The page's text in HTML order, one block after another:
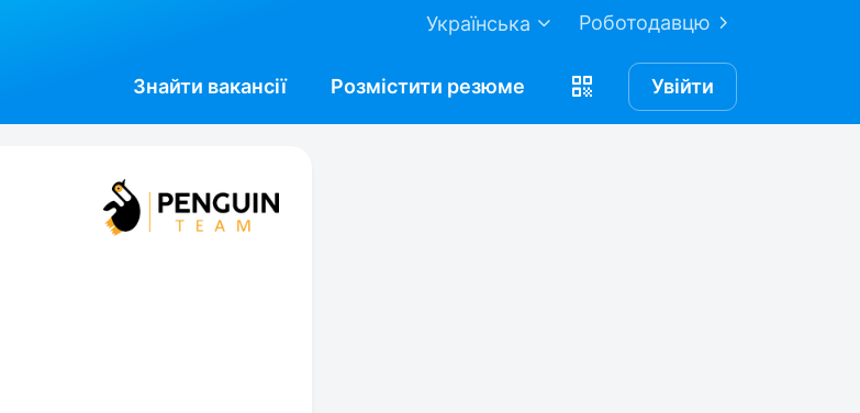
Роботодавцю
Українська
Знайти вакансії Розмістити резюме Увійти